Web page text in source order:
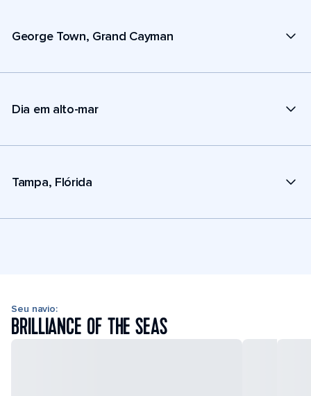
George Town, Grand Cayman
Dia em alto-mar
Tampa, Flórida
Seu navio:
BRILLIANCE OF THE SEAS